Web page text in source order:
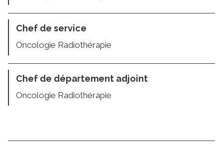
Chef de service
Oncologie Radiothérapie
Chef de département adjoint
Oncologie Radiothérapie